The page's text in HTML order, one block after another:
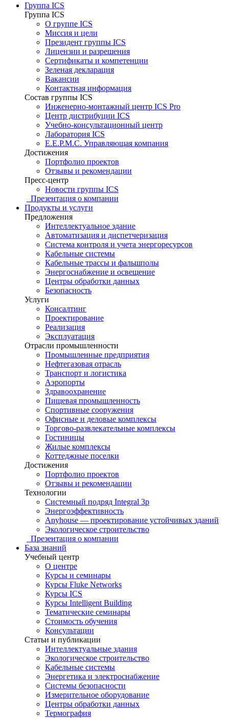
Группа ICS
Группа ICS
О группе ICS
Миссия и цели
Президент группы ICS
Лицензии и разрешения
Сертификаты и компетенции
Зеленая декларация
Вакансии
Контактная информация
Состав группы ICS
Инженерно-монтажный центр ICS Pro
Центр дистрибуции ICS
Учебно-консультационный центр
Лаборатория ICS
E.E.P.M.C. Управляющая компания
Достижения
Портфолио проектов
Отзывы и рекомендации
Пресс-центр
Новости группы ICS
Презентация о компании
Продукты и услуги
Предложения
Интеллектуальное здание
Автоматизация и диспетчеризация
Система контроля и учета энергоресурсов
Кабельные системы
Кабельные трассы и фальшполы
Энергоснабжение и освещение
Центры обработки данных
Безопасность
Услуги
Консалтинг
Проектирование
Реализация
Эксплуатация
Отрасли промышленности
Промышленные предприятия
Нефтегазовая отрасль
Транспорт и логистика
Аэропорты
Здравоохранение
Пищевая промышленность
Спортивные сооружения
Офисные и деловые комплексы
Торгово-развлекательные комплексы
Гостиницы
Жилые комплексы
Коттеджные поселки
Достижения
Портфолио проектов
Отзывы и рекомендации
Технологии
Системный подряд Integral 3p
Энергоэффективность
Anyhouse — проектирование устойчивых зданий
Экологическое строительство
Презентация о компании
База знаний
Учебный центр
О центре
Курсы и семинары
Курсы Fluke Networks
Курсы ICS
Курсы Intelligent Building
Тематические семинары
Стоимость обучения
Консультации
Статьи и публикации
Интеллектуальные здания
Экологическое строительство
Кабельные системы
Энергетика и электроснабжение
Системы безопасности
Измерительное оборудование
Центры обработки данных
Термография